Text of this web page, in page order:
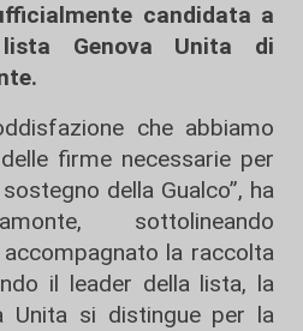
candidata a
Genova Unita di
che abbiamo
firme necessarie per
della Gualco”, ha
sottolineando
accompagnato la raccolta
il leader della lista, la
Unita si distingue per la